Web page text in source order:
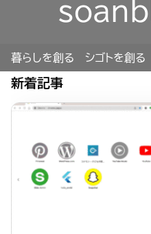
暮らしを創る シゴトを創る
新着記事